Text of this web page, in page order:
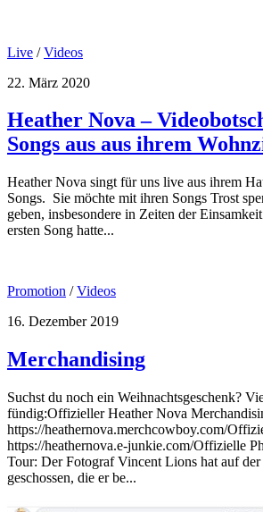
Live /Videos
22. März 2020
Heather Nova –
Songs aus aus ihrem
Heather Nova singt für uns live aus ihrem
Songs. Sie möchte mit ihren Songs Trost
geben, insbesondere in Zeiten der
ersten Song hatte...
Promotion /Videos
16. Dezember 2019
Merchandising
Suchst du noch ein Weihnachtsgeschenk?
fündig:Offizieller Heather Nova
https://heathernova.merchcowboy.com/
https://heathernova.e-junkie.com/Offizielle
Tour: Der Fotograf Vincent Lions hat auf
geschossen, die er be...